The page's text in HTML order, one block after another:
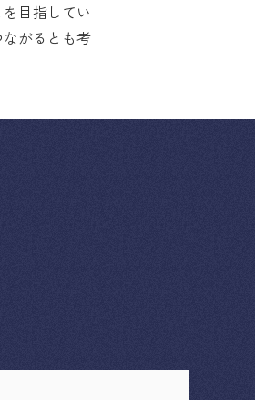
目指してい
がるとも考